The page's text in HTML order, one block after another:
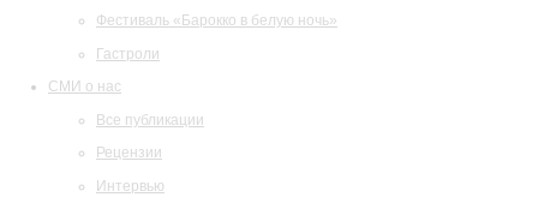
Фестиваль «Барокко в белую ночь»
Гастроли
СМИ о нас
Все публикации
Рецензии
Интервью